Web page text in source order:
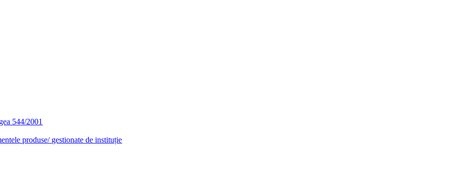
544/2001
produse/ gestionate de instituție